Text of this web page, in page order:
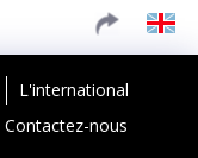
L'international
Contactez-nous